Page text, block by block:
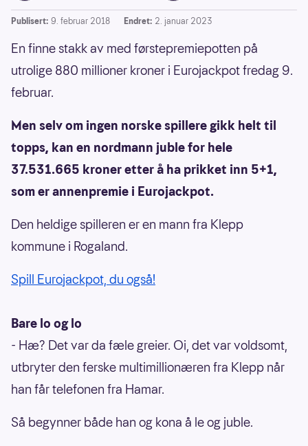
Publisert: 9. februar 2018 Endret: 2. januar 2023
En finne stakk av med førstepremiepotten på
utrolige 880 millioner kroner i Eurojackpot fredag 9.
februar.
Men selv om ingen norske spillere gikk helt til
topps, kan en nordmann juble for hele
37.531.665 kroner etter å ha prikket inn 5+1,
som er annenpremie i Eurojackpot.
Den heldige spilleren er en mann fra Klepp
kommune i Rogaland.
Spill Eurojackpot, du også!
Bare lo og lo
- Hæ? Det var da fæle greier. Oi, det var voldsomt,
utbryter den ferske multimillionæren fra Klepp når
han får telefonen fra Hamar.
Så begynner både han og kona å le og juble.